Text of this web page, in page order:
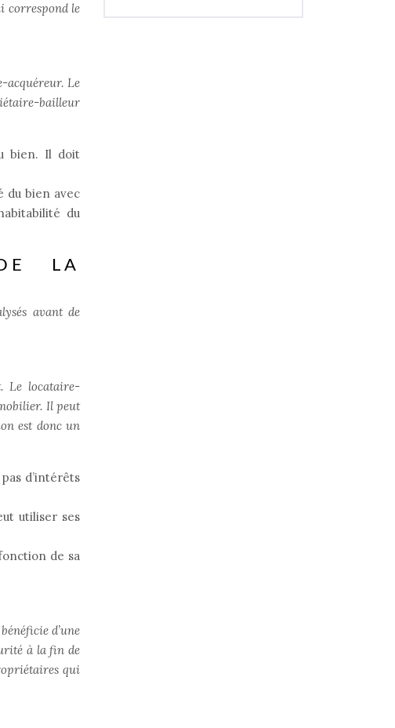
correspond le
Le
bailleur
bien. Il doit
du bien avec
du
LA
avant de
Le locataire-
Il peut
est donc un
d’intérêts
utiliser ses
de sa
d’une
à la fin de
qui